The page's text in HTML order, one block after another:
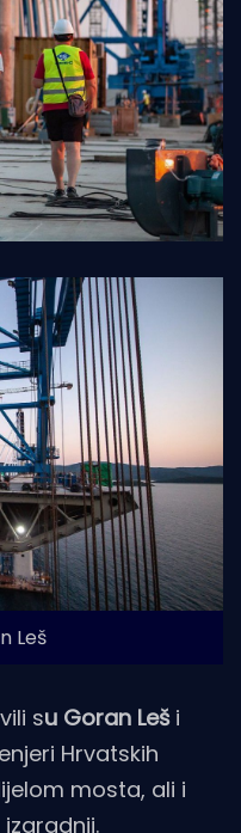
Leš
su Goran Leš i
Hrvatskih
mosta, ali i